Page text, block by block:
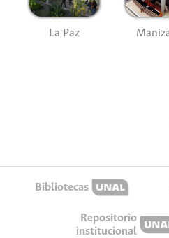
La Paz
Bibliotecas
Repositorio
institucional